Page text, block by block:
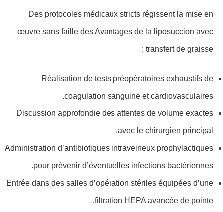
Des protocoles médicaux stricts régissent la mise en
œuvre sans faille des Avantages de la liposuccion avec
transfert de graisse :
Réalisation de tests préopératoires exhaustifs de
coagulation sanguine et cardiovasculaires.
Discussion approfondie des attentes de volume exactes
avec le chirurgien principal.
Administration d’antibiotiques intraveineux prophylactiques
pour prévenir d’éventuelles infections bactériennes.
Entrée dans des salles d’opération stériles équipées d’une
filtration HEPA avancée de pointe.